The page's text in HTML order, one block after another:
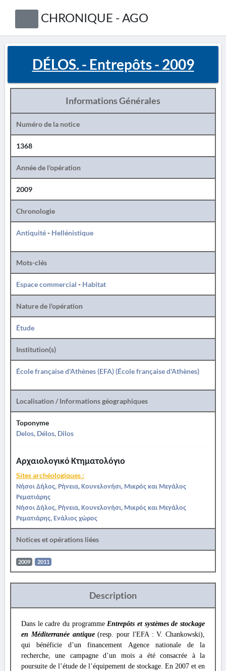
CHRONIQUE - AGO
DÉLOS. - Entrepôts - 2009
Informations Générales
Numéro de la notice
1368
Année de l'opération
2009
Chronologie
Antiquité- Hellénistique
Mots-clés
Espace commercial - Habitat
Nature de l'opération
Étude
Institution(s)
École française d'Athènes (EFA) (École française d'Athènes)
Localisation / Informations géographiques
Toponyme
Delos, Délos, Dilos
Αρχαιολογικό Κτηματολόγιο
Sites archéologiques :
Νήσοι Δήλος, Ρήνεια, Κουνελονήσι, Μικρός και Μεγάλος
Ρεματιάρης
Νήσοι Δήλος, Ρήνεια, Κουνελονήσι, Μικρός και Μεγάλος
Ρεματιάρης, Ενάλιος χώρος
Notices et opérations liées
2009 2011
Description
Dans le cadre du programmeEntrepôts et systèmes de stockage
en Méditerranée antique(resp. pour l'EFA : V. Chankowski),
qui bénéficie d’un financement Agence nationale de la
recherche, une campagne d’un mois a été consacrée à la
poursuite de l’étude de l’équipement de stockage. En 2007 et en